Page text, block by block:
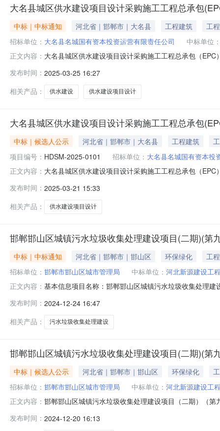
大名县城区供水建设项目设计采购施工工程总承包
中标｜中标通知 河北省｜邯郸市｜大名县 工程建筑
工程
招标单位： 大名县名城国有资本投资运营有限责任公司
中标单位
正文内容： 大名县城区供水建设项目设计采购施工工程总承包（
期：2025年03月25日中标单位序号中标单位名称统一社
司)
发布时间： 2025-03-25 16:27
相关产品：
供水建设 供水建设项目设计
大名县城区供水建设项目设计采购施工工程总承包
中标｜候选人公示 河北省｜邯郸市｜大名县 工程建筑
项目编号： HDSM-2025-0101 招标单位： 大名县名城国有资本投
正文内容： 大名县城区供水建设项目设计采购施工工程总承包（
施工工程总承包（EPC）招标项目编号:HDSM-2025-
项
发布时间： 2025-03-21 15:33
相关产品：
供水建设项目设计
邯郸邯山区城镇污水垃圾收集处理建设项目(二期)(第
中标｜中标通知 河北省｜邯郸市｜邯山区 环保绿化
工程
招标单位： 邯郸市邯山区城市管理局 中标单位： 河北新源建设工
正文内容： 基本信息项目名称：邯郸邯山区城镇污水垃圾收集处理
价格(元)质量要求计划工期191130403MA0FATW83A河
发布时间： 2024-12-24 16:47
相关产品：
污水垃圾收集处理建设
邯郸邯山区城镇污水垃圾收集处理建设项目(二期)(第
中标｜候选人公示 河北省｜邯郸市｜邯山区 环保绿化
招标单位： 邯郸市邯山区城市管理局 中标单位： 河北新源建设工
正文内容： 邯郸邯山区城镇污水垃圾收集处理建设项目（二期）（
排序中标候选人单位名称投标价格(元)评标价格(元)质量
发布时间： 2024-12-20 16:13